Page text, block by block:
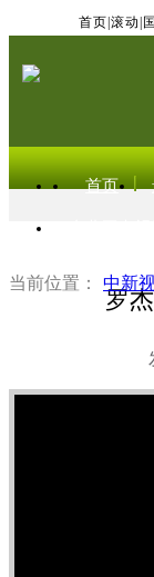
首页 滚动
首页
当前位置： 中新
罗